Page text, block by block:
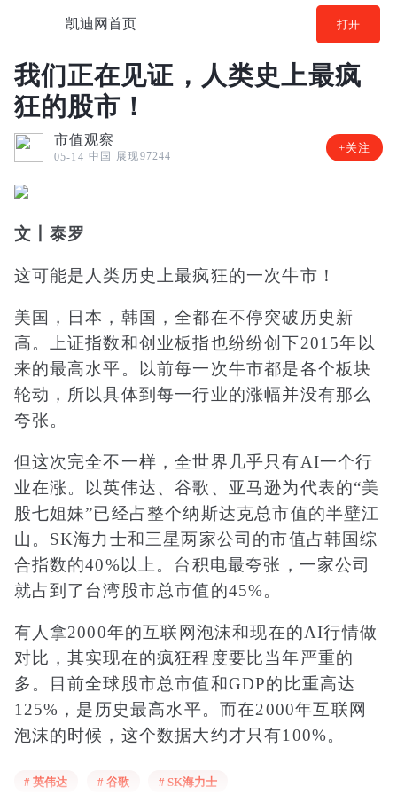
凯迪网首页 打开
我们正在见证，人类史上最疯
狂的股市！
市值观察
05-14 中国 展现97244
+关注
文丨泰罗
这可能是人类历史上最疯狂的一次牛市！
美国，日本，韩国，全都在不停突破历史新
高。上证指数和创业板指也纷纷创下2015年以
来的最高水平。以前每一次牛市都是各个板块
轮动，所以具体到每一行业的涨幅并没有那么
夸张。
但这次完全不一样，全世界几乎只有AI一个行
业在涨。以英伟达、谷歌、亚马逊为代表的“美
股七姐妹”已经占整个纳斯达克总市值的半壁江
山。SK海力士和三星两家公司的市值占韩国综
合指数的40%以上。台积电最夸张，一家公司
就占到了台湾股市总市值的45%。
有人拿2000年的互联网泡沫和现在的AI行情做
对比，其实现在的疯狂程度要比当年严重的
多。目前全球股市总市值和GDP的比重高达
125%，是历史最高水平。而在2000年互联网
泡沫的时候，这个数据大约才只有100%。
很多人可能想说，这次的AI和上一次的互联网
# 英伟达 # 谷歌 # SK海力士